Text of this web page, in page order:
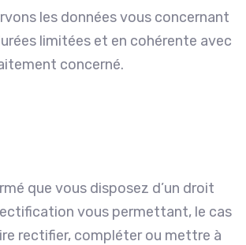
les données vous concernant
limitées et en cohérente avec
concerné.
que vous disposez d’un droit
vous permettant, le cas
rectifier, compléter ou mettre à